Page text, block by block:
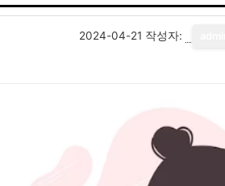
2024-04-21 작성자: